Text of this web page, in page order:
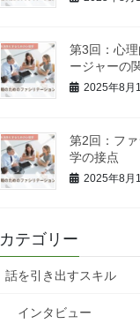
第3回：心
ージャーの
2025年8月
第2回：フ
学の接点
2025年8月
カテゴリー
話を引き出すスキル
インタビュー